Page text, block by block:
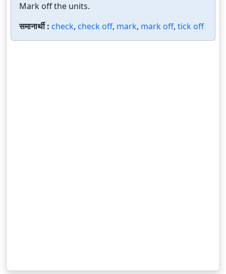
Mark off the units.
समानार्थी : check, check off, mark, mark off, tick off